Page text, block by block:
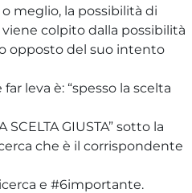
meglio, la possibilità di
colpito dalla possibilità
opposto del suo intento
leva è: “spesso la scelta
GIUSTA” sotto la
che è il corrispondente
e #6importante.